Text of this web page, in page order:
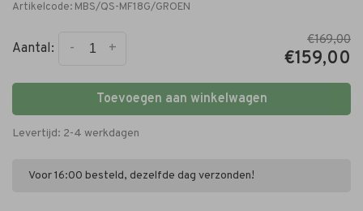
Artikelcode: MBS/QS-MF18G/GROEN
Aantal: +
-
€169,00
€159,00
Toevoegen aan winkelwagen
Levertijd: 2-4 werkdagen
Voor 16:00 besteld, dezelfde dag verzonden!